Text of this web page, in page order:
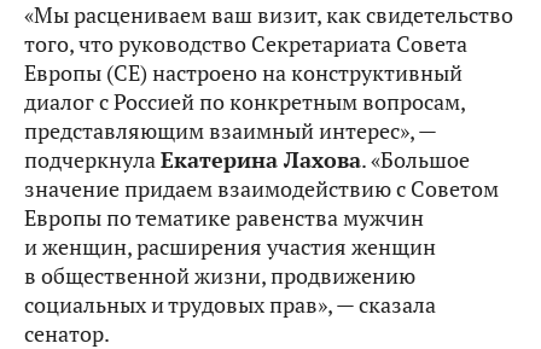
«Мы расцениваем ваш визит, как свидетельство
того, что руководство Секретариата Совета
Европы (СЕ) настроено на конструктивный
диалог с Россией по конкретным вопросам,
представляющим взаимный интерес», —
подчеркнулаЕкатерина Лахова. «Большое
значение придаем взаимодействию с Советом
Европы по тематике равенства мужчин
и женщин, расширения участия женщин
в общественной жизни, продвижению
социальных и трудовых прав», — сказала
сенатор.